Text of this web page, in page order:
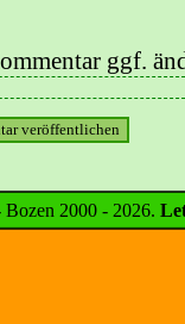
ggf.
Bozen 2000 - 2026.